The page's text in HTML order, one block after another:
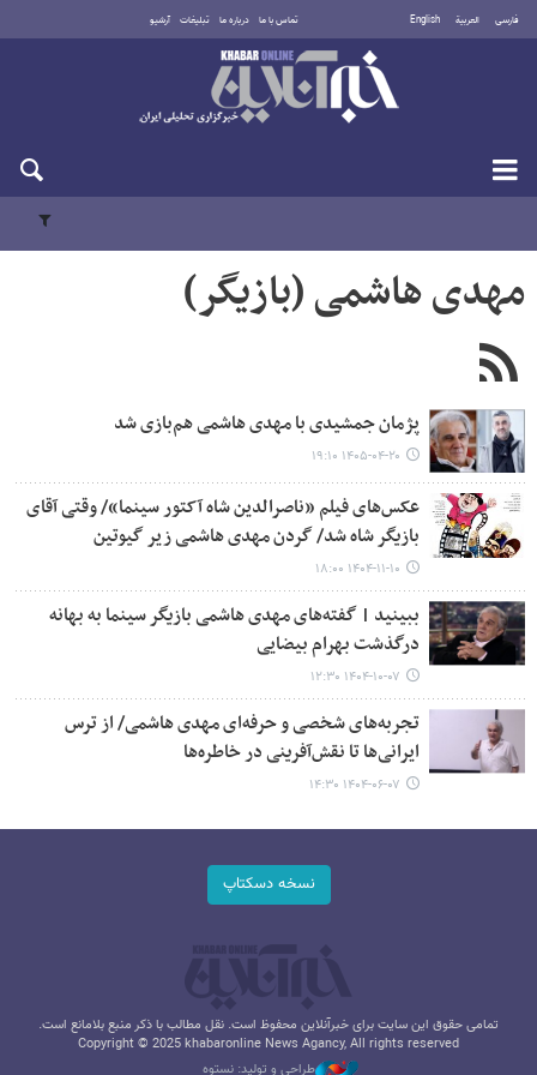
فارسی العربية English تماس با ما درباره ما تبلیغات آرشیو
جمعه ۱۶ مرداد ۱۴۰۵
مهدی هاشمی (بازیگر)
پژمان جمشیدی با مهدی هاشمی هم‌بازی شد
۱۴۰۵-۰۴-۲۰ ۱۹:۱۰
عکس‌های فیلم «ناصرالدین شاه آکتور سینما»/ وقتی آقای
بازیگر شاه شد/ گردن مهدی هاشمی زیر گیوتین
۱۴۰۴-۱۱-۱۰ ۱۸:۰۰
ببینید | گفته‌های مهدی هاشمی بازیگر سینما به بهانه
درگذشت بهرام بیضایی
۱۴۰۴-۱۰-۰۷ ۱۲:۳۰
تجربه‌های شخصی و حرفه‌ای مهدی هاشمی/ از ترس
ایرانی‌ها تا نقش‌آفرینی در خاطره‌ها
۱۴۰۴-۰۶-۰۷ ۱۴:۳۰
نسخه دسکتاپ
تمامی حقوق این سایت برای خبرآنلاین محفوظ است. نقل مطالب با ذکر منبع بلامانع است.
Copyright © 2025 khabaronline News Agancy, All rights reserved
طراحی و تولید: نستوه